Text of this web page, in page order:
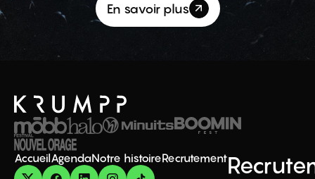
En savoir plus
AccueilAgendaNotre histoireRecrutement